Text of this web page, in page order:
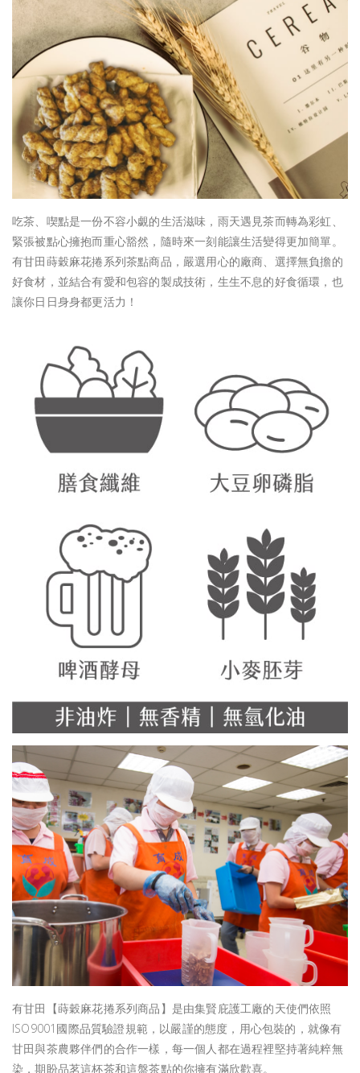
吃茶、喫點是一份不容小覷的生活滋味，雨天遇見茶而轉為彩虹、
緊張被點心擁抱而重心豁然，隨時來一刻能讓生活變得更加簡單。
有甘田蒔穀麻花捲系列茶點商品，嚴選用心的廠商、選擇無負擔的
好食材，並結合有愛和包容的製成技術，生生不息的好食循環，也
讓你日日身身都更活力！
有甘田【蒔穀麻花捲系列商品】是由集賢庇護工廠的天使們依照
ISO9001國際品質驗證規範，以嚴謹的態度，用心包裝的，就像有
甘田與茶農夥伴們的合作一樣，每一個人都在過程裡堅持著純粹無
染，期盼品茗這杯茶和這盤茶點的你擁有滿欣歡喜。